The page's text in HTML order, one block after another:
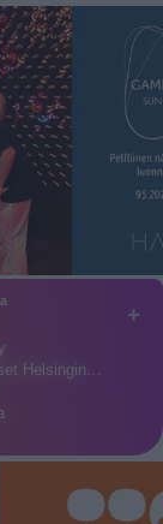
+
Helsingin…